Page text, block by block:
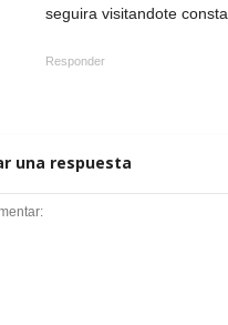
seguira visitandote
Responder
una respuesta